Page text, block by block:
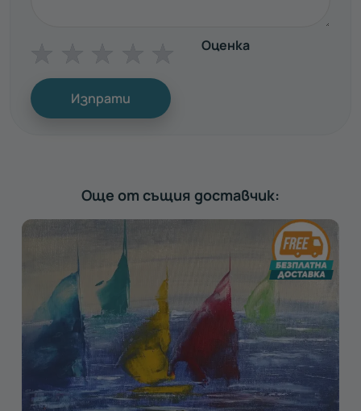
Оценка
Изпрати
Още от същия доставчик: